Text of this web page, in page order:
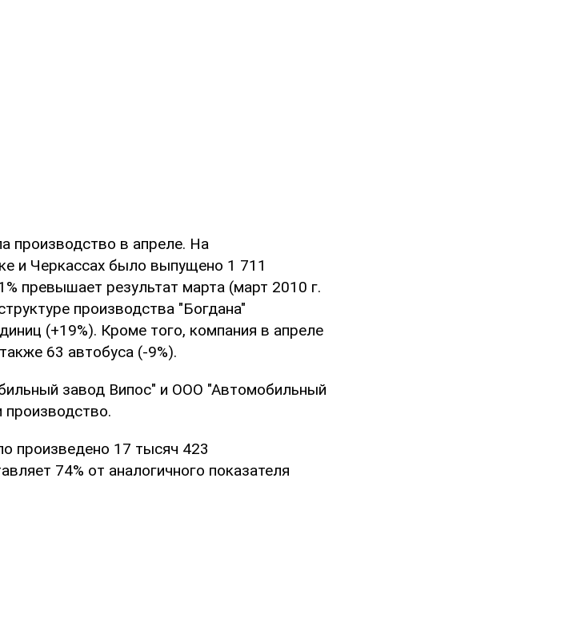
производство в апреле. На
и Черкассах было выпущено 1 711
превышает результат марта (март 2010 г.
производства "Богдана"
(+19%). Кроме того, компания в апреле
63 автобуса (-9%).
завод Випос" и ООО "Автомобильный
производство.
произведено 17 тысяч 423
74% от аналогичного показателя